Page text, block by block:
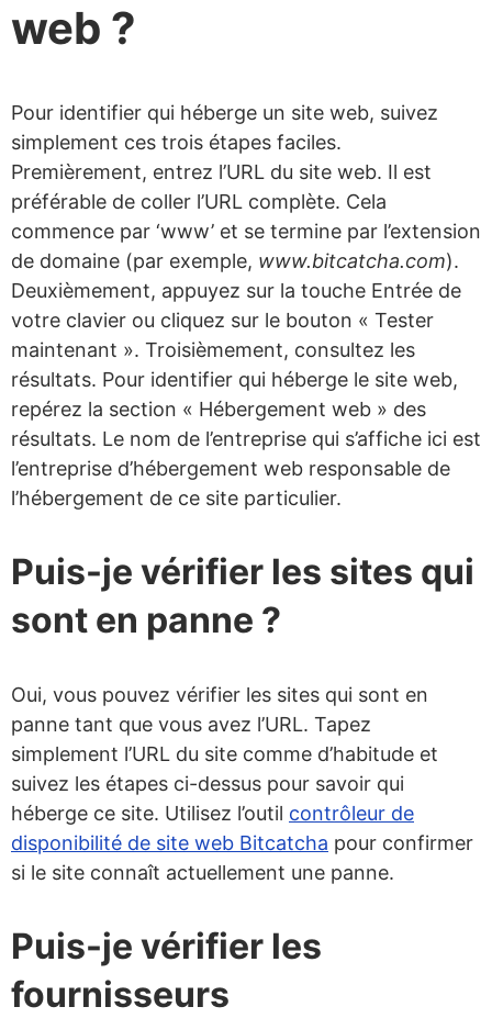
web ?
Pour identifier qui héberge un site web, suivez
simplement ces trois étapes faciles.
Premièrement, entrez l’URL du site web. Il est
préférable de coller l’URL complète. Cela
commence par ‘www’ et se termine par l’extension
de domaine (par exemple, www.bitcatcha.com).
Deuxièmement, appuyez sur la touche Entrée de
votre clavier ou cliquez sur le bouton « Tester
maintenant ». Troisièmement, consultez les
résultats. Pour identifier qui héberge le site web,
repérez la section « Hébergement web » des
résultats. Le nom de l’entreprise qui s’affiche ici est
l’entreprise d’hébergement web responsable de
l’hébergement de ce site particulier.
Puis-je vérifier les sites qui
sont en panne ?
Oui, vous pouvez vérifier les sites qui sont en
panne tant que vous avez l’URL. Tapez
simplement l’URL du site comme d’habitude et
suivez les étapes ci-dessus pour savoir qui
héberge ce site. Utilisez l’outil contrôleur de
disponibilité de site web Bitcatcha pour confirmer
si le site connaît actuellement une panne.
Puis-je vérifier les
fournisseurs